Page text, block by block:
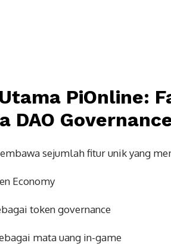
PiOnline:
DAO
sejumlah fitur unik yang
Economy
token governance
mata uang in-game